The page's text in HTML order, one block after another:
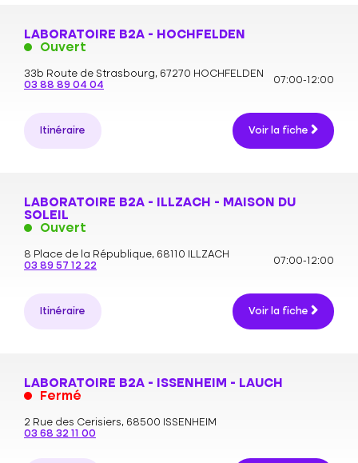
LABORATOIRE B2A - HOCHFELDEN
Ouvert
33b Route de Strasbourg, 67270 HOCHFELDEN
03 88 89 04 04
07:00-12:00
Itinéraire Voir la fiche
LABORATOIRE B2A - ILLZACH - MAISON DU
SOLEIL
Ouvert
8 Place de la République, 68110 ILLZACH
03 89 57 12 22
07:00-12:00
Itinéraire Voir la fiche
LABORATOIRE B2A - ISSENHEIM - LAUCH
Fermé
2 Rue des Cerisiers, 68500 ISSENHEIM
03 68 32 11 00